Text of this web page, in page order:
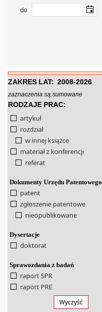
do
ZAKRES LAT: 2008-2026
zaznaczenia są sumowane
RODZAJE PRAC:
artykuł
rozdział
w innej książce
materiał z konferencji
referat
Dokumenty Urzędu Patentowego
patent
zgłoszenie patentowe
nieopublikowane
Dysertacje
doktorat
Sprawozdania z badań
raport SPR
raport PRE
Wyczyść